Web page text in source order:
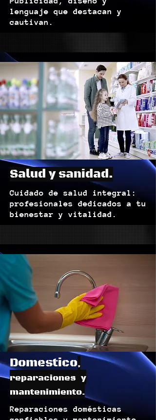
lenguaje que destacan y
cautivan.
Salud y sanidad.
Cuidado de salud integral:
profesionales dedicados a tu
bienestar y vitalidad.
Domestico,
reparaciones y
mantenimiento.
Reparaciones domésticas